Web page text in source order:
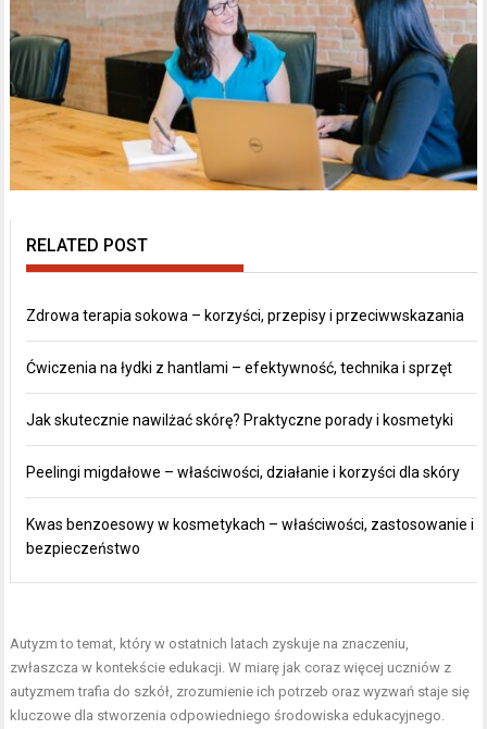
RELATED POST
Zdrowa terapia sokowa – korzyści, przepisy i przeciwwskazania
Ćwiczenia na łydki z hantlami – efektywność, technika i sprzęt
Jak skutecznie nawilżać skórę? Praktyczne porady i kosmetyki
Peelingi migdałowe – właściwości, działanie i korzyści dla skóry
Kwas benzoesowy w kosmetykach – właściwości, zastosowanie i
bezpieczeństwo
Autyzm to temat, który w ostatnich latach zyskuje na znaczeniu,
zwłaszcza w kontekście edukacji. W miarę jak coraz więcej uczniów z
autyzmem trafia do szkół, zrozumienie ich potrzeb oraz wyzwań staje się
kluczowe dla stworzenia odpowiedniego środowiska edukacyjnego.